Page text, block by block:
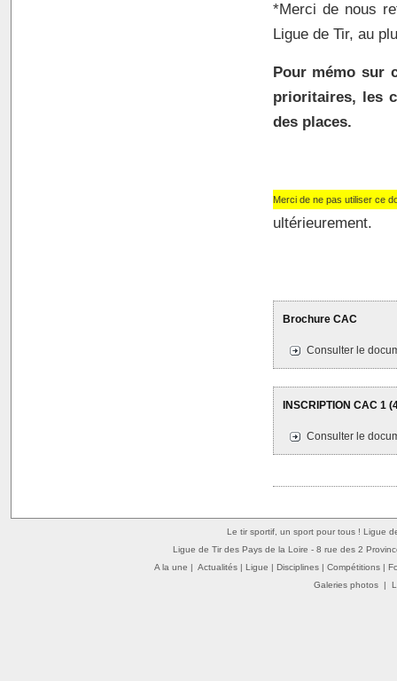
*Merci de nous
Ligue de Tir, au
Pour mémo sur
prioritaires, les
des places.
Merci de ne pas utiliser ce
ultérieurement.
Brochure CAC
Consulter le
INSCRIPTION CAC 1
Consulter le
Le tir sportif, un sport pour tous ! Ligue
Ligue de Tir des Pays de la Loire - 8 rue des 2
A la une
Actualités Ligue Disciplines Compétitions
Galeries photos|